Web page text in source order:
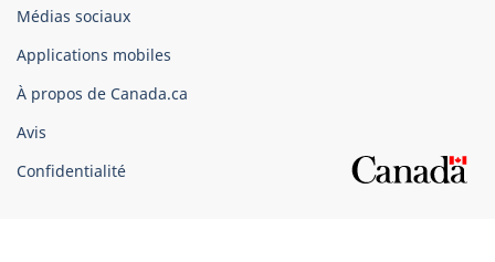
Organisation
gouvernement
du
Canada
Médias sociaux
Applications mobiles
À propos de Canada.ca
Avis
Confidentialité